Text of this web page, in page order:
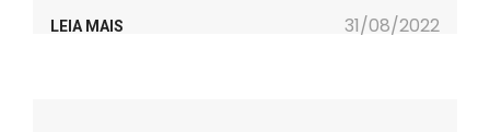
LEIA MAIS 31/08/2022